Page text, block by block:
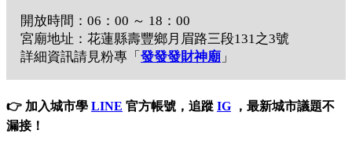
開放時間：06：00 ～ 18：00
宮廟地址：花蓮縣壽豐鄉月眉路三段131之3號
詳細資訊請見粉專「 發發發財神廟 」
👉 加入城市學 LINE 官方帳號，追蹤 IG ，最新城市議題不
漏接！